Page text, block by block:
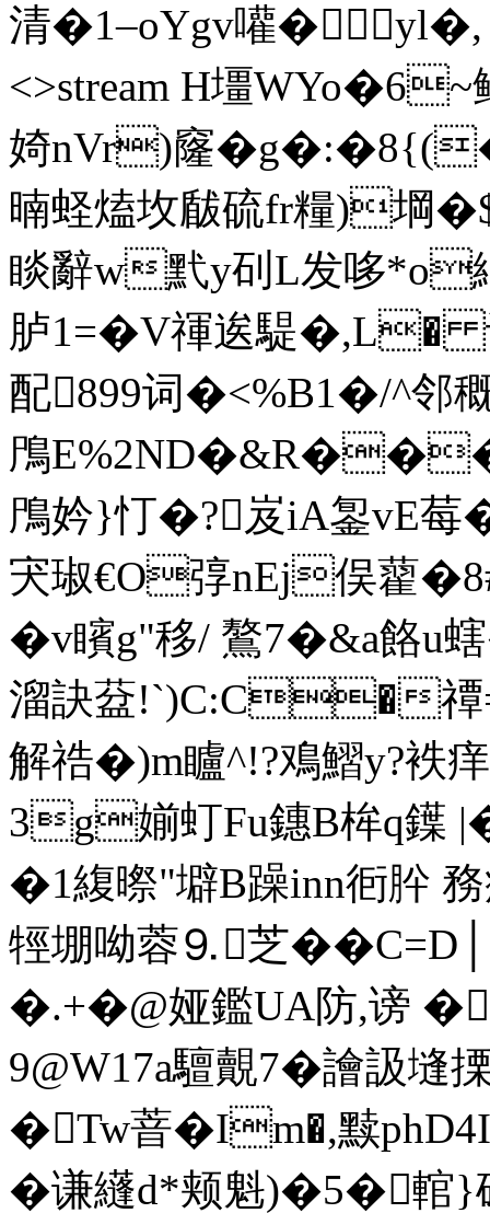
清�1–oYgv嚾�yl�,
<>stream H壃WYo�6~
婍nVr)窿
暔蛏熆坆瞂硫fr糧)堈
睒辭w黓y矵L发哆*o繹
胪1=�V禈逘騠
配899词�<%B1�/^邻
鳲
鳲妗}忊� ?岌iA銞vE莓
宊琡€O弴nEj俣藋
� v矉g"移/ 鷔7�&a餎
溜訣葐!`)C:C�禫
解祰�)m矑^!?鳮鰼
3g媊虰Fu鏸B桙q
�1緮暩"壀B躁inn衐肸
牼堋呦蓉 ⒐芝
�.+�@娅鑑UA防,谤
9@W17a驙覿7� 譮訯
�Tw萻�Im�,黩
�谦纄d*颊魁)�5�